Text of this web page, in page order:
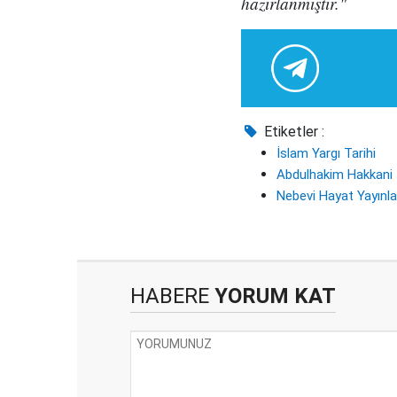
Etiketler :
İslam Yargı Tarihi
Abdulhakim Hakkani
Nebevi Hayat
HABERE YORUM KAT